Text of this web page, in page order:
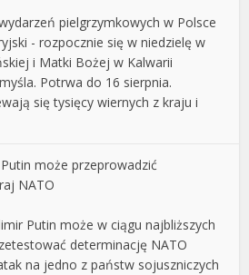
pielgrzymkowych w Polsce
- rozpocznie się w niedzielę w
i Matki Bożej w Kalwarii
Potrwa do 16 sierpnia.
się tysięcy wiernych z kraju i
może przeprowadzić
NATO
Putin może w ciągu najbliższych
determinację NATO
na jedno z państw sojuszniczych